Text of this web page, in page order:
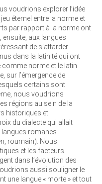
voudrions explorer l’idée
éternel entre la norme et
par rapport à la norme ont
ensuite, aux langues
de s’attarder
dans la latinité qui ont
comme norme et le latin
sur l’émergence de
certains sont
nous voudrions
régions au sein de la
historiques et
du dialecte qui allait
langues romanes
roumain). Nous
et les facteurs
dans l’évolution des
aussi souligner le
une langue « morte » et tout